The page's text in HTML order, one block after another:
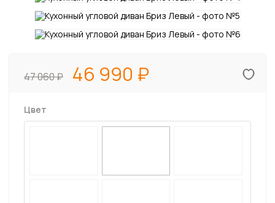
47 060 46 990
Цвет